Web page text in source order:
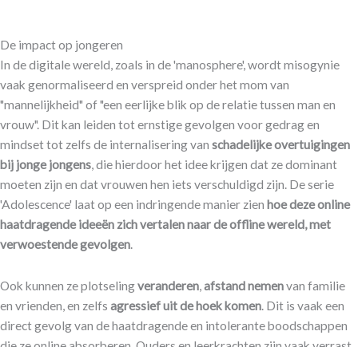
​De impact op jongeren
​​In de digitale wereld, zoals in de 'manosphere', wordt misogynie
vaak genormaliseerd en verspreid onder het mom van
"mannelijkheid" of "een eerlijke blik op de relatie tussen man en
vrouw". Dit kan leiden tot ernstige gevolgen voor gedrag en
mindset tot zelfs de internalisering van schadelijke overtuigingen
bij jonge jongens, die hierdoor het idee krijgen dat ze dominant
moeten zijn en dat vrouwen hen iets verschuldigd zijn. De serie
'Adolescence' laat op een indringende manier zien hoe deze online
haatdragende ideeën zich vertalen naar de offline wereld, met
verwoestende gevolgen.
Ook kunnen ze plotselingveranderen,afstand nemenvan familie
en vrienden, en zelfs agressief uit de hoek komen. Dit is vaak een
direct gevolg van de haatdragende en intolerante boodschappen